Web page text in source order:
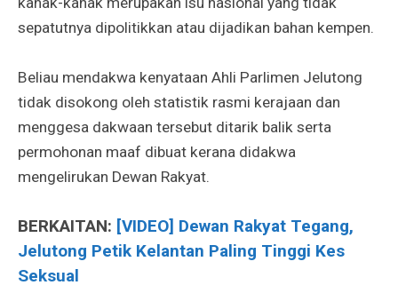
sepatutnya dipolitikkan atau dijadikan bahan kempen.
Beliau mendakwa kenyataan Ahli Parlimen Jelutong
tidak disokong oleh statistik rasmi kerajaan dan
menggesa dakwaan tersebut ditarik balik serta
permohonan maaf dibuat kerana didakwa
mengelirukan Dewan Rakyat.
BERKAITAN: [VIDEO] Dewan Rakyat Tegang,
Jelutong Petik Kelantan Paling Tinggi Kes
Seksual